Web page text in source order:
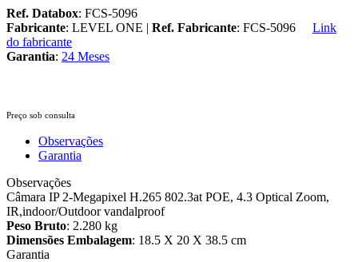
Ref. Databox: FCS-5096
Fabricante: LEVEL ONE | Ref. Fabricante: FCS-5096
Link
do fabricante
Garantia: 24 Meses
Preço sob consulta
Observações
Garantia
Observações
Câmara IP 2-Megapixel H.265 802.3at POE, 4.3 Optical Zoom,
IR,indoor/Outdoor vandalproof
Peso Bruto: 2.280 kg
Dimensões Embalagem: 18.5 X 20 X 38.5 cm
Garantia